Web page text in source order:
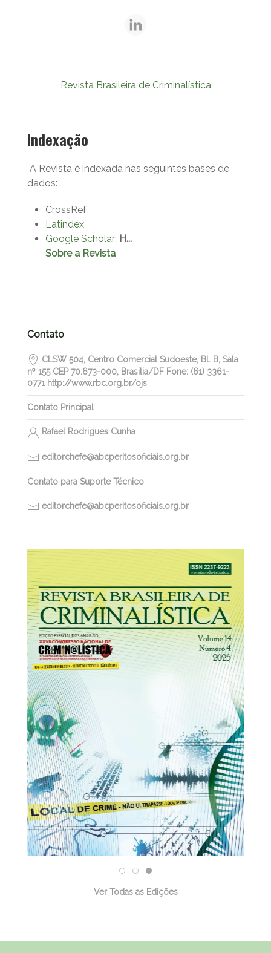
Revista Brasileira de Criminalística
Indexação
A Revista é indexada nas seguintes bases de
dados:
CrossRef
Latindex
Google Scholar: H...
Sobre a Revista
Contato
CLSW 504, Centro Comercial Sudoeste, Bl. B, Sala
nº 155 CEP 70.673-000, Brasilia/DF Fone: (61) 3361-
0771 http://www.rbc.org.br/ojs
Contato Principal
Rafael Rodrigues Cunha
editorchefe@abcperitosoficiais.org.br
Contato para Suporte Técnico
editorchefe@abcperitosoficiais.org.br
Ver Todas as Edições